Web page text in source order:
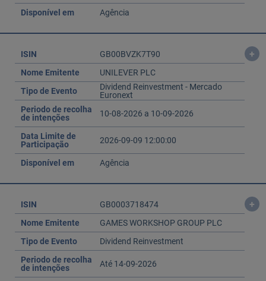
Disponível em Agência
ISIN GB00BVZK7T90 +
Nome Emitente
UNILEVER PLC
Tipo de Evento
Dividend Reinvestment - Mercado
Euronext
Periodo de recolha
de intenções
10-08-2026 a 10-09-2026
Data Limite de
Participação
2026-09-09 12:00:00
Disponível em Agência
ISIN GB0003718474 +
Nome Emitente
GAMES WORKSHOP GROUP PLC
Tipo de Evento
Dividend Reinvestment
Periodo de recolha
de intenções
Até 14-09-2026